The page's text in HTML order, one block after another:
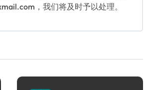
，我们将及时予以处理。